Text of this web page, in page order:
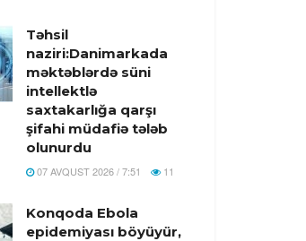
Təhsil
naziri:Danimarkada
məktəblərdə süni
intellektlə
saxtakarlığa qarşı
şifahi müdafiə tələb
olunurdu
07 AVQUST 2026 / 7:51 11
Konqoda Ebola
epidemiyası böyüyür,